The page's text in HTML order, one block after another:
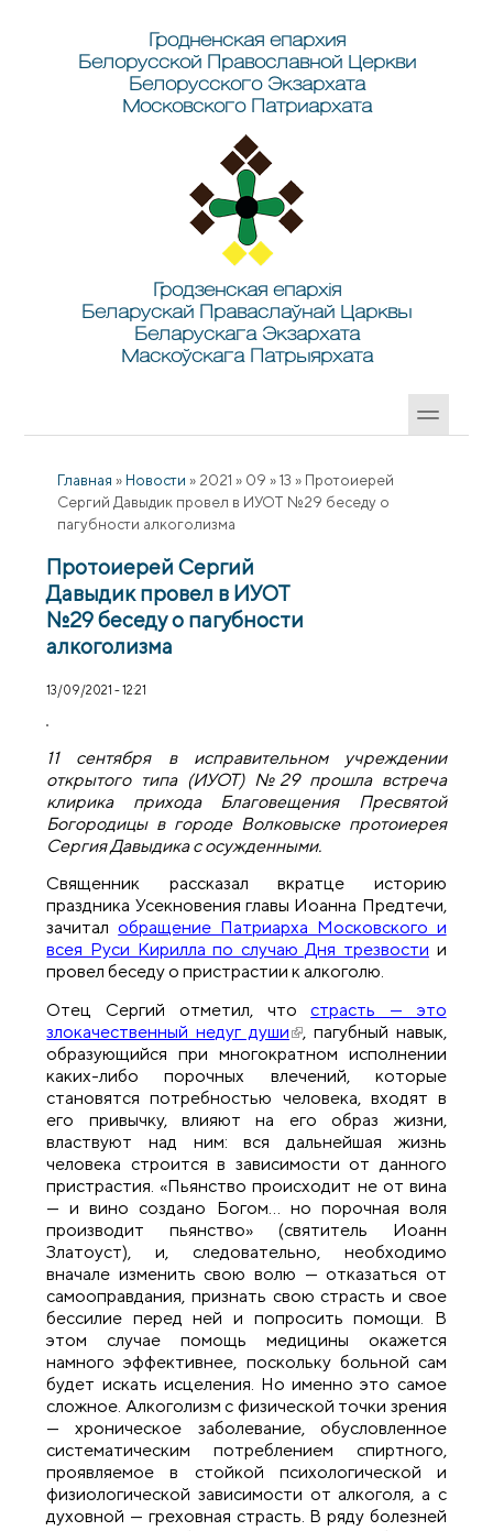
Гродненская епархия
Белорусской Православной Церкви
Белорусского Экзархата
Московского Патриархата
Гродзенская епархія
Беларускай Праваслаўнай Царквы
Беларускага Экзархата
Маскоўскага Патрыярхата
Главная » Новости » 2021 » 09 » 13 » Протоиерей
Сергий Давыдик провел в ИУОТ №29 беседу о
пагубности алкоголизма
Протоиерей Сергий
Давыдик провел в ИУОТ
№29 беседу о пагубности
алкоголизма
13/09/2021 - 12:21
11 сентября в исправительном учреждении
открытого типа (ИУОТ) №29 прошла встреча
клирика прихода Благовещения Пресвятой
Богородицы в городе Волковыске протоиерея
Сергия Давыдика с осужденными.
Священник рассказал вкратце историю
праздника Усекновения главы Иоанна Предтечи,
зачиталобращение Патриарха Московского и
всея Руси Кирилла по случаю Дня трезвости и
провел беседу о пристрастии к алкоголю.
Отец Сергий отметил, чтострасть — это
злокачественный недуг души(внешняя ссылка)
, пагубный навык,
образующийся при многократном исполнении
каких-либо порочных влечений, которые
становятся потребностью человека, входят в
его привычку, влияют на его образ жизни,
властвуют над ним: вся дальнейшая жизнь
человека строится в зависимости от данного
пристрастия. «Пьянство происходит не от вина
— и вино создано Богом… но порочная воля
производит пьянство» (святитель Иоанн
Златоуст), и, следовательно, необходимо
вначале изменить свою волю — отказаться от
самооправдания, признать свою страсть и свое
бессилие перед ней и попросить помощи. В
этом случае помощь медицины окажется
намного эффективнее, поскольку больной сам
будет искать исцеления. Но именно это самое
сложное. Алкоголизм с физической точки зрения
— хроническое заболевание, обусловленное
систематическим потреблением спиртного,
проявляемое в стойкой психологической и
физиологической зависимости от алкоголя, а с
духовной — греховная страсть. В ряду болезней